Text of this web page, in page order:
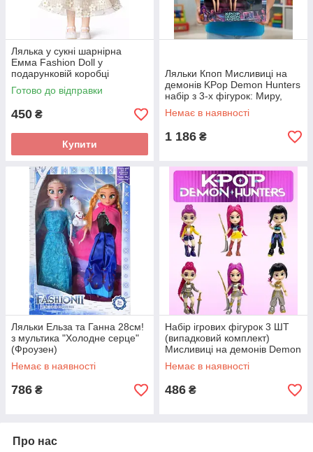
Лялька у сукні шарнірна
Емма Fashion Doll у
подарунковій коробці
Готово до відправки
450 ₴
Купити
Ляльки Кпоп Мисливиці на
демонів KPop Demon Hunters
набір з 3-х фігурок: Миру,
Румі, Зої в подарунковій
коробці 30x5x20 см, 3шт.
Немає в наявності
1 186 ₴
Ляльки Ельза та Ганна 28см!
з мультика "Холодне серце"
(Фроузен)
Немає в наявності
786 ₴
Набір ігрових фігурок 3 ШТ
(випадковий комплект)
Мисливиці на демонів Demon
Hunters: Румі, Міра, Зої,
висота 10,2 см у коробках
Немає в наявності
486 ₴
Про нас